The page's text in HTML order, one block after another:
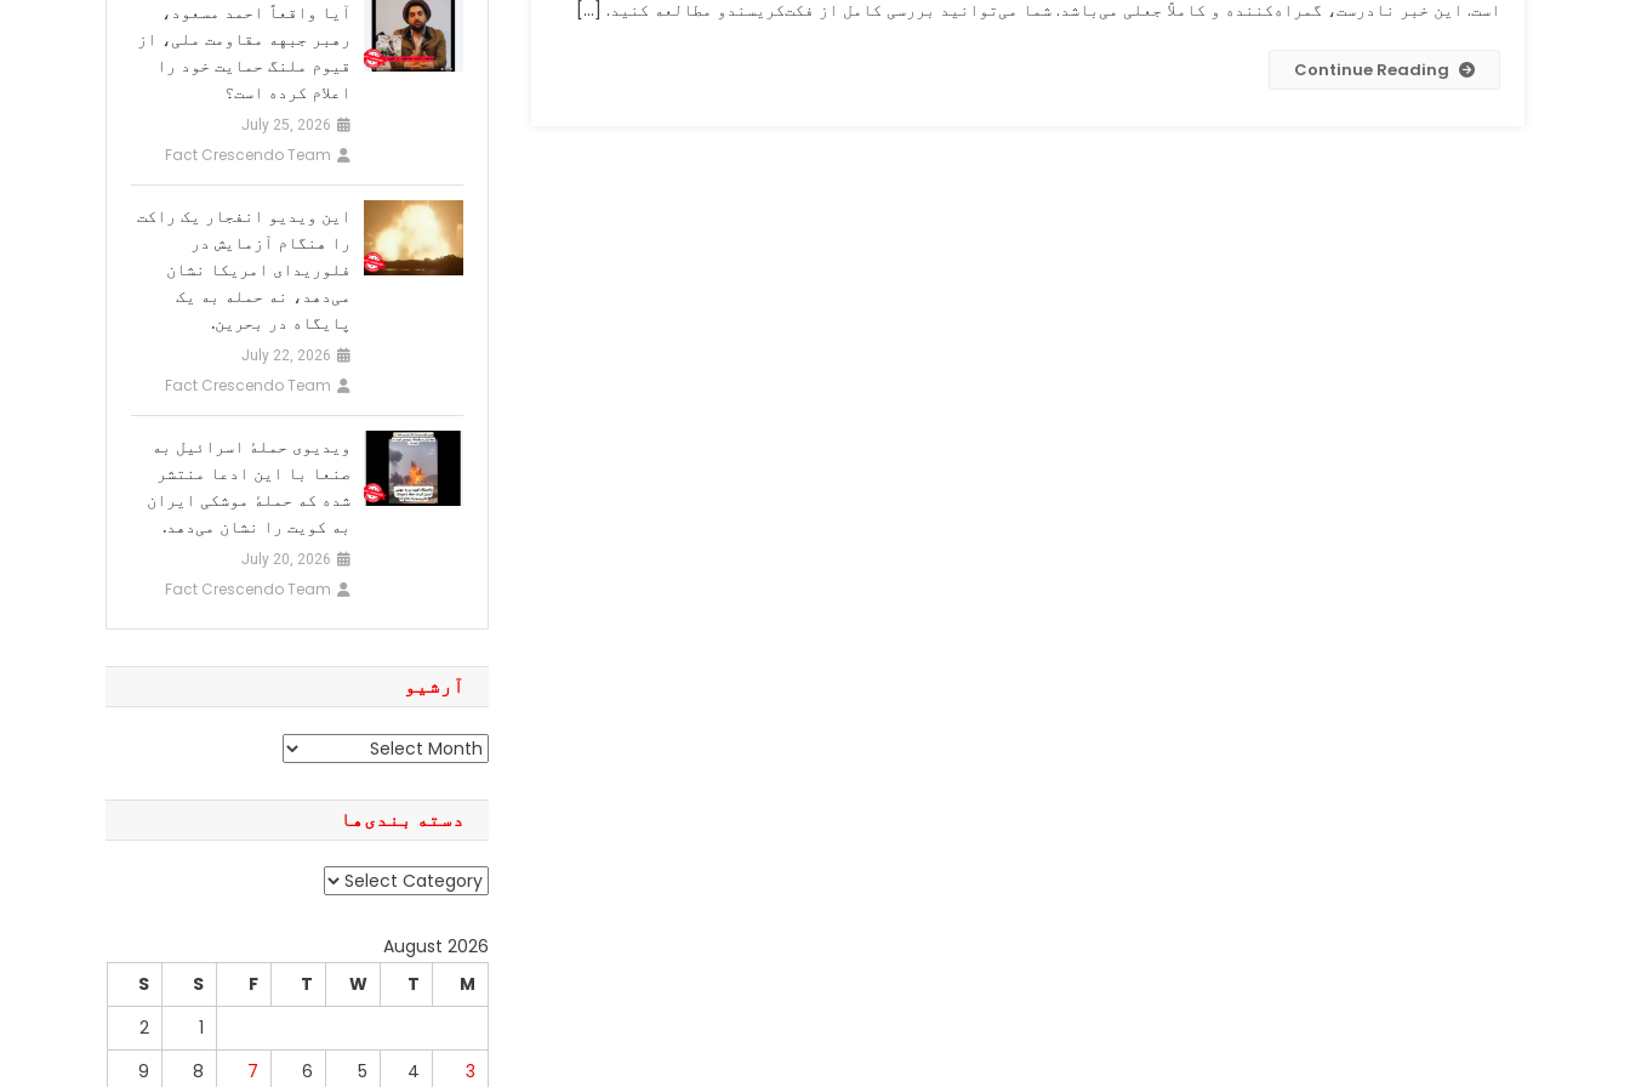
گُربز
است. این خبر نادرست، گمراه‌کننده و کاملاً جعلی می‌باشد. شما می‌توانید بررسی کامل از فکت‌کریسندو مطالعه کنید. […]
Continue Reading
آیا واقعاً احمد مسعود،
رهبر جبهه مقاومت ملی، از
قیوم ملنگ حمایت خود را
اعلام کرده است؟
July 25, 2026
Fact Crescendo Team
این ویدیو انفجار یک راکت
را هنگام آزمایش در
فلوریدای امریکا نشان
می‌دهد، نه حمله به یک
پایگاه در بحرین.
July 22, 2026
Fact Crescendo Team
ویدیوی حملهٔ اسرائیل به
صنعا با این ادعا منتشر
شده که حملهٔ موشکی ایران
به کویت را نشان می‌دهد.
July 20, 2026
Fact Crescendo Team
آرشیو
آرشیو
دسته بندی‌ها
دسته
August 2026
M
T
W
T
F
S
S
1
2
3
4
5
6
7
8
9